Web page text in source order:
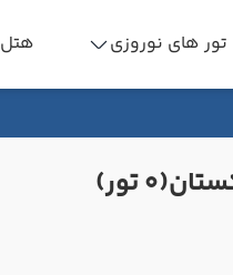
تور های نوروزی هتل
(0 تور)